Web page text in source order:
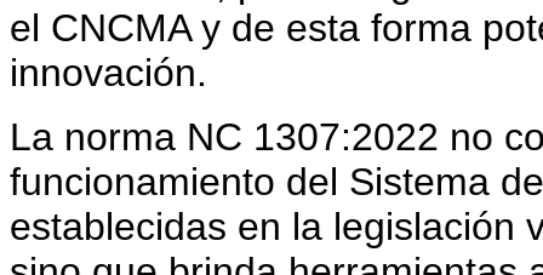
el CNCMA y de esta forma
innovación.
La norma NC 1307:2022 no
funcionamiento del Sistema
establecidas en la legislación